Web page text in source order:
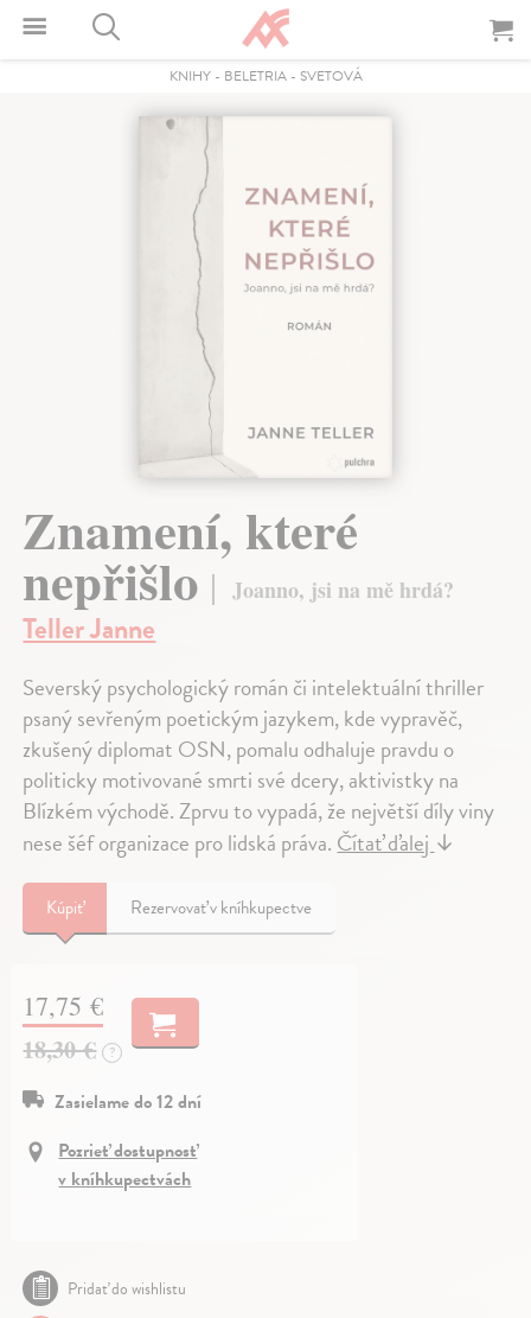
KNIHY- BELETRIA- SVETOVÁ
Znamení, které
nepřišlo Joanno, jsi na mě hrdá?
Teller Janne
Severský psychologický román či intelektuální thriller
psaný sevřeným poetickým jazykem, kde vypravěč,
zkušený diplomat OSN, pomalu odhaluje pravdu o
politicky motivované smrti své dcery, aktivistky na
Blízkém východě. Zprvu to vypadá, že největší díly viny
nese šéf organizace pro lidská práva. Čítať ďalej ↓
Kúpiť Rezervovať v kníhkupectve
17,75 €
18,30 € ?
Zasielame do 12 dní
Pozrieť dostupnosť
v kníhkupectvách
Pridať do wishlistu